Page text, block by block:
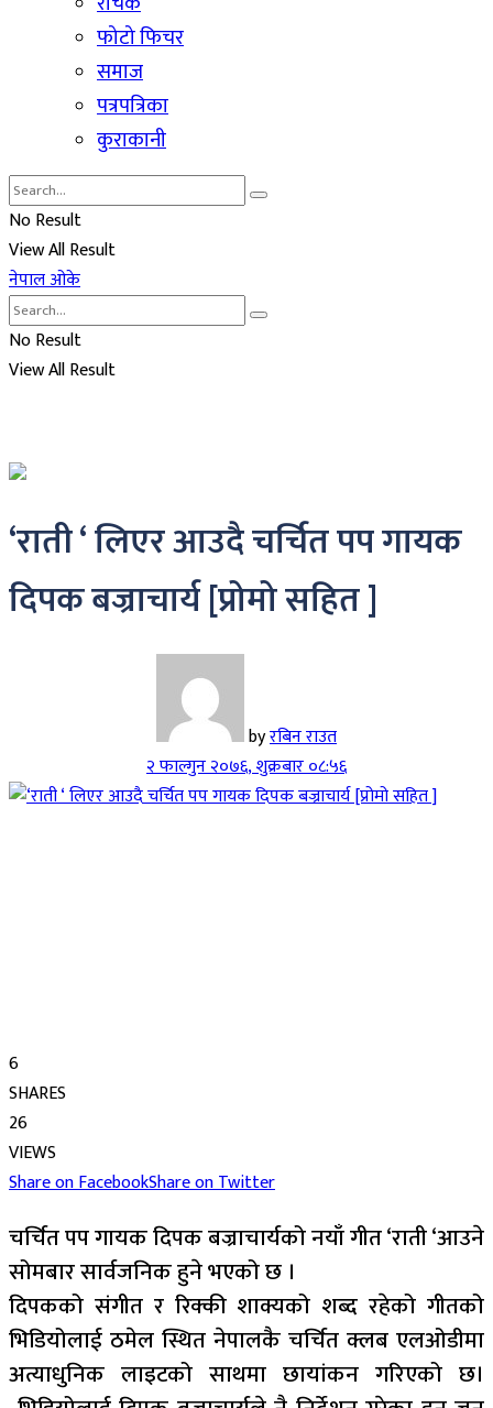
फोटो फिचर
समाज
पत्रपत्रिका
कुराकानी
No Result
View All Result
नेपाल ओके
No Result
View All Result
‘राती ‘ लिएर आउदै चर्चित पप गायक
दिपक बज्राचार्य [प्रोमो सहित ]
byरबिन राउत
२ फाल्गुन २०७६, शुक्रबार ०८:५६
6
SHARES
26
VIEWS
Share on FacebookShare on Twitter
चर्चित पप गायक दिपक बज्राचार्यको नयाँ गीत ‘राती ‘आउने
सोमबार सार्वजनिक हुने भएको छ ।
दिपकको संगीत र रिक्की शाक्यको शब्द रहेको गीतको
भिडियोलाई ठमेल स्थित नेपालकै चर्चित क्लब एलओडीमा
अत्याधुनिक लाइटको साथमा छायांकन गरिएको छ।